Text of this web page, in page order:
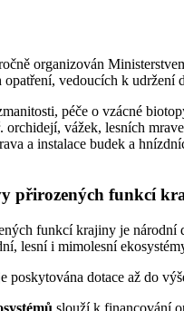
organizován
vedoucích k
péče o vzácné
vážek, lesních
a instalace budek a
přirozených funkcí
funkcí krajiny je
lesní i mimolesní
poskytována dotace až do
slouží k financování